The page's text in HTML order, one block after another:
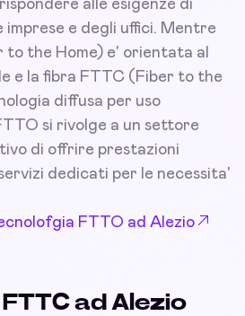
alle esigenze di
imprese e degli uffici. Mentre
to the Home) e' orientata al
e la fibra FTTC (Fiber to the
diffusa per uso
si rivolge a un settore
di offrire prestazioni
dedicati per le necessita'
FTTO ad Alezio
ad Alezio